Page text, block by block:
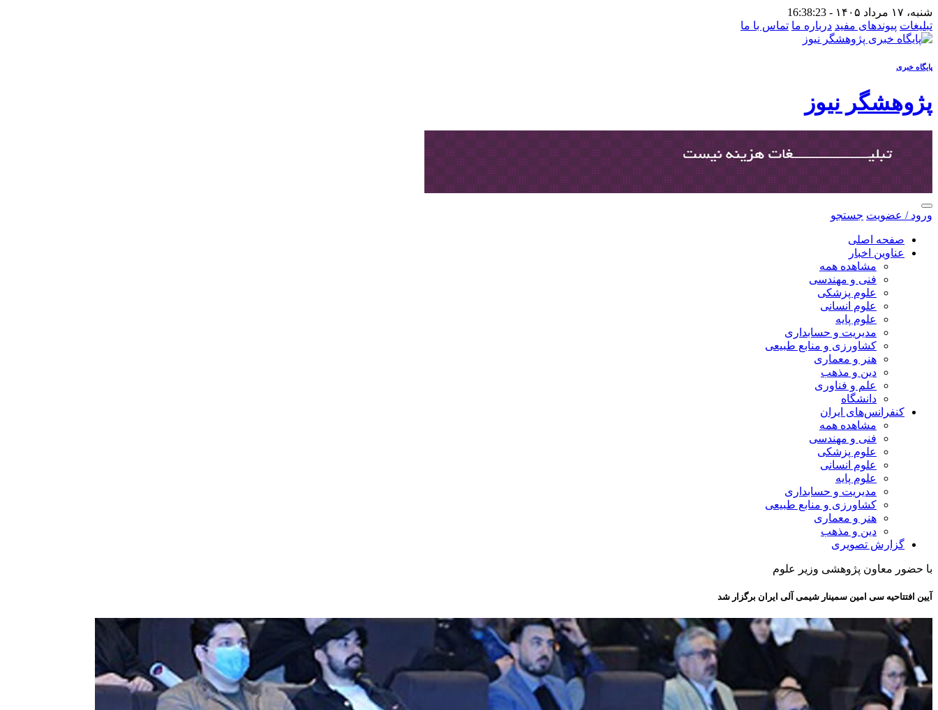
شنبه، ۱۷ مرداد ۱۴۰۵ -
16:38:23
تبلیغات پیوندهای مفید درباره ما تماس با ما
پایگاه خبری
پژوهشگر نیوز
ورود / عضویت جستجو
صفحه اصلی
عناوین اخبار
مشاهده همه
فنی و مهندسی
علوم پزشکی
علوم انسانی
علوم پایه
مدیریت و حسابداری
کشاورزی و منابع طبیعی
هنر و معماری
دین و مذهب
علم و فناوری
دانشگاه
کنفرانس‌های ایران
مشاهده همه
فنی و مهندسی
علوم پزشکی
علوم انسانی
علوم پایه
مدیریت و حسابداری
کشاورزی و منابع طبیعی
هنر و معماری
دین و مذهب
گزارش تصویری
با حضور معاون پژوهشی وزیر علوم
آیین افتتاحیه سی امین سمینار شیمی آلی ایران برگزار شد